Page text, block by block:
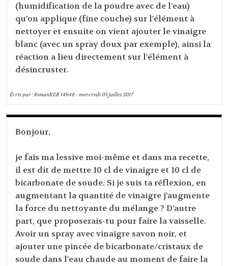
(humidification de la poudre avec de l'eau)
qu'on applique (fine couche) sur l'élément à
nettoyer et ensuite on vient ajouter le vinaigre
blanc (avec un spray doux par exemple), ainsi la
réaction a lieu directement sur l'élément à
désincruster.
Écrit par :RonanKER 14h48-mercredi 05juillet 2017
Bonjour,
je fais ma lessive moi-même et dans ma recette,
il est dit de mettre 10 cl de vinaigre et 10 cl de
bicarbonate de soude. Si je suis ta réflexion, en
augmentant la quantité de vinaigre j'augmente
la force du nettoyante du mélange ? D'autre
part, que proposerais-tu pour faire la vaisselle.
Avoir un spray avec vinaigre savon noir, et
ajouter une pincée de bicarbonate/cristaux de
soude dans l'eau chaude au moment de faire la